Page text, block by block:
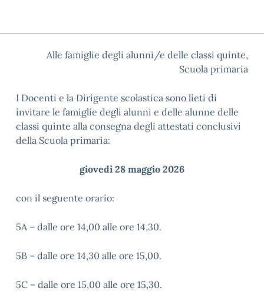
Alle famiglie degli alunni/e delle classi quinte,
Scuola primaria
I Docenti e la Dirigente scolastica sono lieti di
invitare le famiglie degli alunni e delle alunne delle
classi quinte alla consegna degli attestati conclusivi
della Scuola primaria:
giovedì 28 maggio 2026
con il seguente orario:
5A – dalle ore 14,00 alle ore 14,30.
5B – dalle ore 14,30 alle ore 15,00.
5C – dalle ore 15,00 alle ore 15,30.